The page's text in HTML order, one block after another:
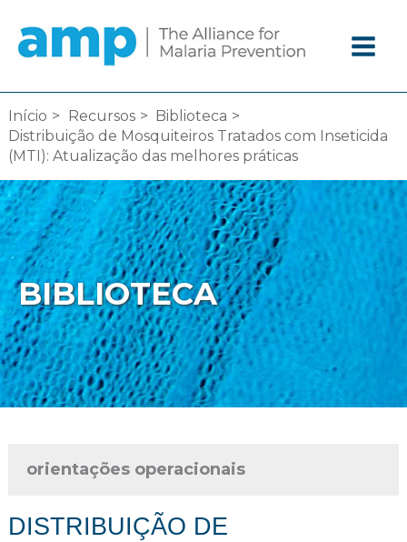
diretamente
para
o
conteúdo
Início Recursos
Biblioteca
Distribuição de Mosquiteiros Tratados com Inseticida
(MTI): Atualização das melhores práticas
BIBLIOTECA
orientações operacionais
DISTRIBUIÇÃO DE